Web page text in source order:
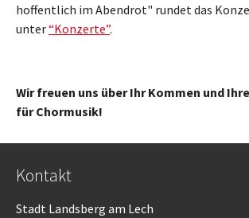
hoffentlich im Abendrot" rundet das
unter“Konzerte”.
Wir freuen uns über Ihr Kommen und
für Chormusik!
Kontakt
Stadt Landsberg am Lech